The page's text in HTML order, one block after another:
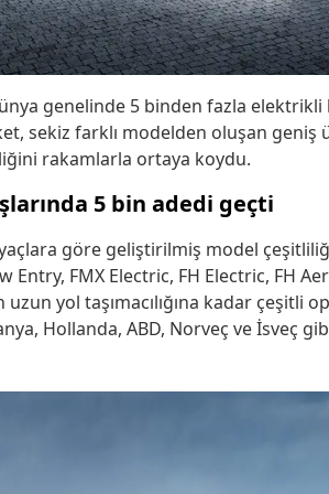
genelinde 5 binden fazla
sekiz farklı modelden oluşan geniş
rakamlarla ortaya koydu.
5 bin adedi geçti
göre geliştirilmiş model
Entry, FMX Electric, FH Electric, FH
yol taşımacılığına kadar çeşitli
Hollanda, ABD, Norveç ve İsveç